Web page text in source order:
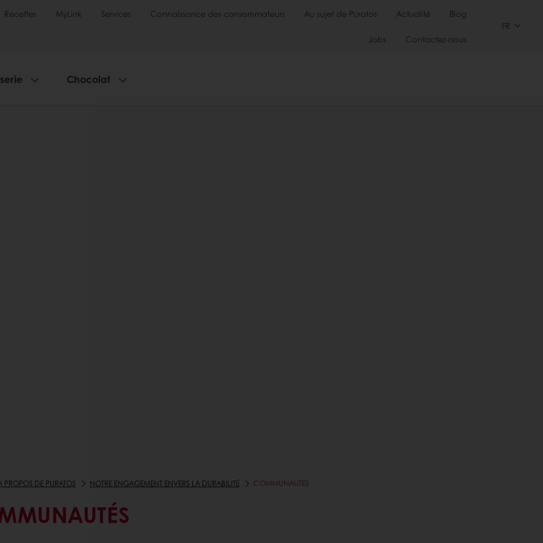
Recettes MyLink Services Connaissance des consommateurs Au sujet de Puratos Actualité Blog
Jobs Contactez-nous
FR
Chocolat
PROPOS DE PURATOS NOTRE ENGAGEMENT ENVERS LA DURABILITÉ COMMUNAUTÉS